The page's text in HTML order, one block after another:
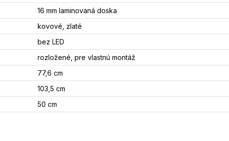
16 mm laminovaná doska
kovové, zlaté
bez LED
rozložené, pre vlastnú montáž
77,6 cm
103,5 cm
50 cm